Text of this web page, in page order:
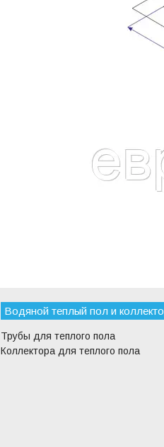
Водяной теплый пол и
Трубы для теплого пола
Коллектора для теплого пола